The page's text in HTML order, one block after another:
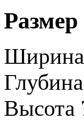
Размер
Ширина
Глубина
Высота